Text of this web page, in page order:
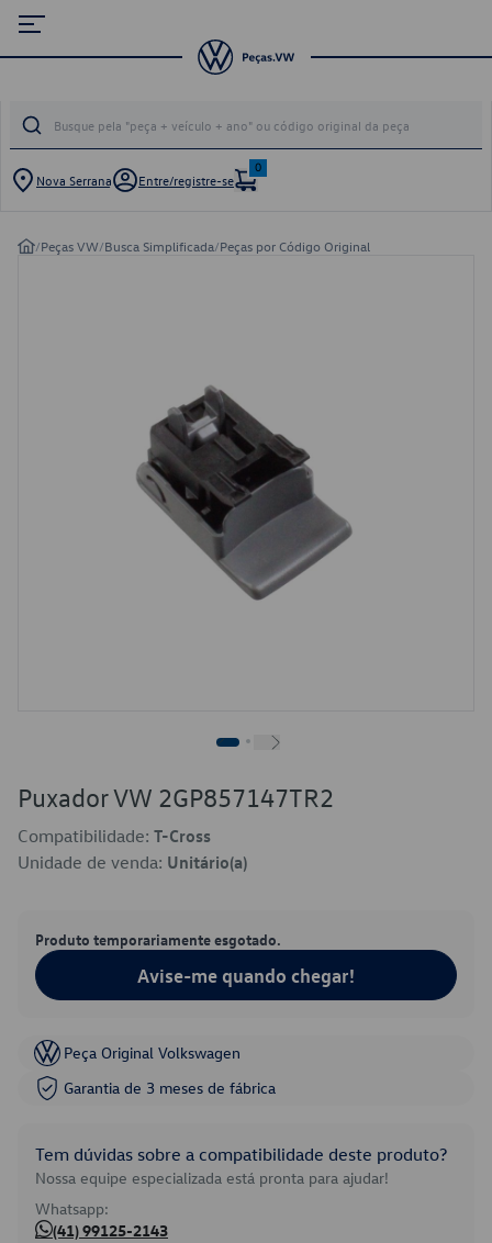
Nova Serrana Entre/registre-se
0
/Peças VW/Busca Simplificada/Peças por Código Original
Puxador VW 2GP857147TR2
Compatibilidade: T-Cross
Unidade de venda: Unitário(a)
Produto temporariamente esgotado.
Avise-me quando chegar!
Peça Original Volkswagen
Garantia de 3 meses de fábrica
Tem dúvidas sobre a compatibilidade deste produto?
Nossa equipe especializada está pronta para ajudar!
Whatsapp:
(41) 99125-2143